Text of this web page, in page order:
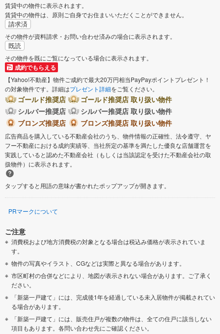
賃貸中の物件に表示されます。
賃貸中の物件は、原則ご自身でお住まいいただくことができません。
請求済
その物件が資料請求・お問い合わせ済みの場合に表示されます。
既読
その物件を既にご覧になっている場合に表示されます。
成約でもらえる
【Yahoo!不動産】物件ご成約で最大20万円相当PayPayポイントプレゼント！
の対象物件です。詳細はプレゼント詳細をご覧ください。
ゴールド推奨店
ゴールド推奨店 取り扱い物件
シルバー推奨店
シルバー推奨店 取り扱い物件
ブロンズ推奨店
ブロンズ推奨店 取り扱い物件
広告商品を購入している不動産会社のうち、物件情報の正確性、法令遵守、ヤ
フー不動産における成約実績等、当社所定の基準を満たした優良な店舗運営を
実践していると認めた不動産会社（もしくは当該認定を受けた不動産会社の取
扱物件）に表示されます。
タップすると用語の意味が書かれたポップアップが開きます。
PRマークについて
ご注意
消費税および地方消費税の対象となる場合は税込み価格が表示されていま
す。
物件の写真やイラスト、CGなどは実際と異なる場合があります。
市区町村の合併などにより、地図が表示されない場合があります。ご了承く
ださい。
「新築一戸建て」には、完成後1年を経過している未入居物件が掲載されてい
る場合があります。
「新築一戸建て」には、販売住戸が複数の物件は、全ての住戸に該当しない
項目もあります。各問い合わせ先にご確認ください。